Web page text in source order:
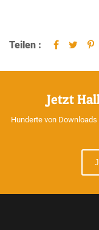
Teilen :
Jetzt
Hunderte von